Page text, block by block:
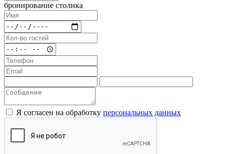
бронирование столика
Я согласен на обработку персональных данных